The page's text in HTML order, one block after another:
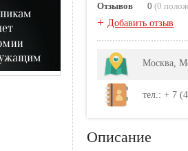
Отзывов
0 (0
+ Добавить отзыв
Москва,
тел.: + 7
Описание